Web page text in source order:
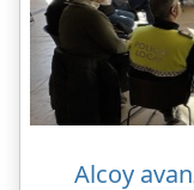
Alcoy